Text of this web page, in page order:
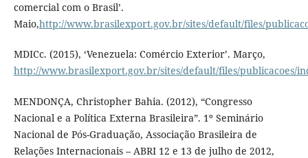
comercial com o Brasil’.
Maio,http://www.brasilexport.gov.br/sites/default/files/
MDICc. (2015), ‘Venezuela: Comércio Exterior’. Março,
http://www.brasilexport.gov.br/sites/default/files/publicacoes/
MENDONÇA, Christopher Bahia. (2012), “Congresso
Nacional e a Política Externa Brasileira”. 1º Seminário
Nacional de Pós-Graduação, Associação Brasileira de
Relações Internacionais – ABRI 12 e 13 de julho de 2012,